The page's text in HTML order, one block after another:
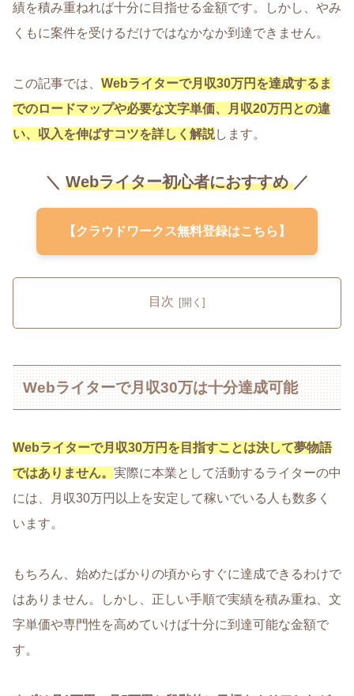
績を積み重ねれば十分に目指せる金額です。しかし、やみ
くもに案件を受けるだけではなかなか到達できません。
この記事では、 Webライターで月収30万円を達成するま
でのロードマップや必要な文字単価、月収20万円との違
い、収入を伸ばすコツを詳しく解説します。
＼ Webライター初心者におすすめ／
【クラウドワークス無料登録はこちら】
目次
Webライターで月収30万は十分達成可能
Webライターで月収30万円を目指すことは決して夢物語
ではありません。 実際に本業として活動するライターの中
には、月収30万円以上を安定して稼いでいる人も数多く
います。
もちろん、始めたばかりの頃からすぐに達成できるわけで
はありません。しかし、正しい手順で実績を積み重ね、文
字単価や専門性を高めていけば十分に到達可能な金額で
す。